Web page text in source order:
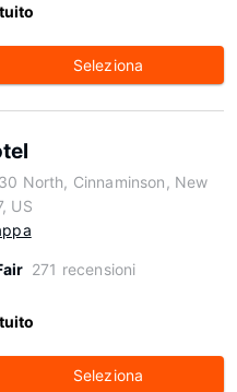
Seleziona
North, Cinnaminson, New
US
271 recensioni
Seleziona